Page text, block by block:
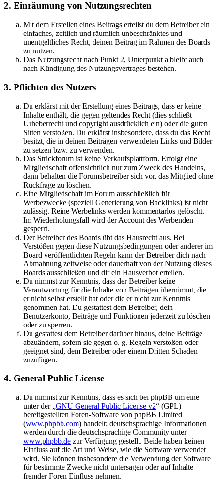
2. Einräumung von Nutzungsrechten
Mit dem Erstellen eines Beitrags erteilst du dem Betreiber ein
einfaches, zeitlich und räumlich unbeschränktes und
unentgeltliches Recht, deinen Beitrag im Rahmen des Boards
zu nutzen.
Das Nutzungsrecht nach Punkt 2, Unterpunkt a bleibt auch
nach Kündigung des Nutzungsvertrages bestehen.
3. Pflichten des Nutzers
Du erklärst mit der Erstellung eines Beitrags, dass er keine
Inhalte enthält, die gegen geltendes Recht (dies schließt
Urheberrecht und copyright ausdrücklich ein) oder die guten
Sitten verstoßen. Du erklärst insbesondere, dass du das Recht
besitzt, die in deinen Beiträgen verwendeten Links und Bilder
zu setzen bzw. zu verwenden.
Das Strickforum ist keine Verkaufsplattform. Erfolgt eine
Mitgliedschaft offensichtlich nur zum Zweck des Handelns,
dann behalten die Forumsbetreiber sich vor, das Mitglied ohne
Rückfrage zu löschen.
Eine Mitgliedschaft im Forum ausschließlich für
Werbezwecke (speziell Generierung von Backlinks) ist nicht
zulässig. Reine Werbelinks werden kommentarlos gelöscht.
Im Wiederholungsfall wird der Account des Werbenden
gesperrt.
Der Betreiber des Boards übt das Hausrecht aus. Bei
Verstößen gegen diese Nutzungsbedingungen oder anderer im
Board veröffentlichten Regeln kann der Betreiber dich nach
Abmahnung zeitweise oder dauerhaft von der Nutzung dieses
Boards ausschließen und dir ein Hausverbot erteilen.
Du nimmst zur Kenntnis, dass der Betreiber keine
Verantwortung für die Inhalte von Beiträgen übernimmt, die
er nicht selbst erstellt hat oder die er nicht zur Kenntnis
genommen hat. Du gestattest dem Betreiber, dein
Benutzerkonto, Beiträge und Funktionen jederzeit zu löschen
oder zu sperren.
Du gestattest dem Betreiber darüber hinaus, deine Beiträge
abzuändern, sofern sie gegen o. g. Regeln verstoßen oder
geeignet sind, dem Betreiber oder einem Dritten Schaden
zuzufügen.
4. General Public License
Du nimmst zur Kenntnis, dass es sich bei phpBB um eine
unter der „GNU General Public License v2“ (GPL)
bereitgestellten Foren-Software von phpBB Limited
(www.phpbb.com) handelt; deutschsprachige Informationen
werden durch die deutschsprachige Community unter
www.phpbb.de zur Verfügung gestellt. Beide haben keinen
Einfluss auf die Art und Weise, wie die Software verwendet
wird. Sie können insbesondere die Verwendung der Software
für bestimmte Zwecke nicht untersagen oder auf Inhalte
fremder Foren Einfluss nehmen.